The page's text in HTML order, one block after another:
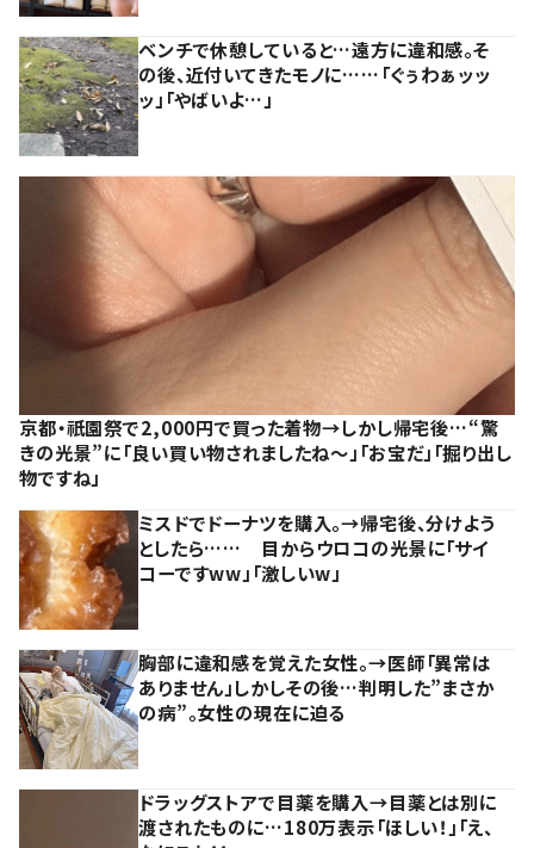
ベンチで休憩していると…遠方に違和感。そ
の後、近付いてきたモノに……「ぐぅわぁッッ
ッ」「やばいよ…」
京都・祇園祭で2,000円で買った着物→しかし帰宅後…“驚
きの光景”に「良い買い物されましたね～」「お宝だ」「掘り出し
物ですね」
ミスドでドーナツを購入。→帰宅後、分けよう
としたら…… 目からウロコの光景に「サイ
コーですww」「激しいw」
胸部に違和感を覚えた女性。→医師「異常は
ありません」しかしその後…判明した”まさか
の病”。女性の現在に迫る
ドラッグストアで目薬を購入→目薬とは別に
渡されたものに…180万表示「ほしい！」「え、